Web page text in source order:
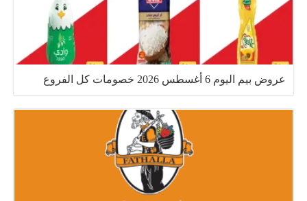
عروض بيم اليوم 6 أغسطس 2026 خصومات كل الفروع